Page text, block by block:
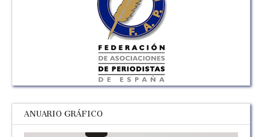
ANUARIO GRÁFICO